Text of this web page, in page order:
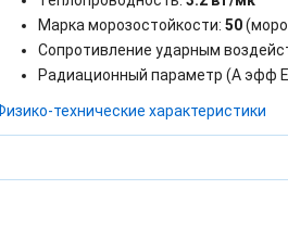
Марка морозостойкости: 50
Сопротивление ударным
Радиационный параметр (А эфф
технические характеристики